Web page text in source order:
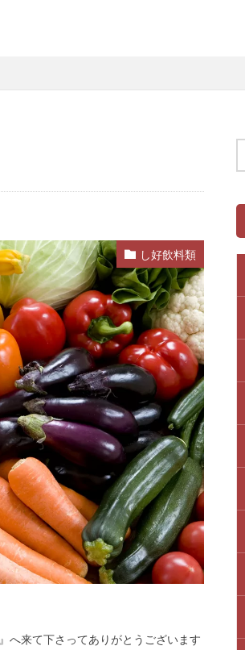
し好飲料類
て下さってありがとうございます